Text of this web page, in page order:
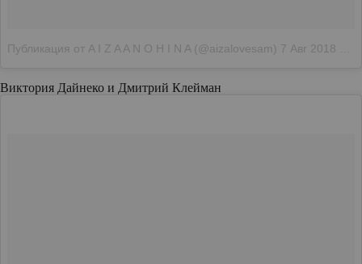
Публикация от A I Z A A N O H I N A (@aizalovesam) 7 Авг 2018 в 3:13 PDT
Виктория Дайнеко и Дмитрий Клейман